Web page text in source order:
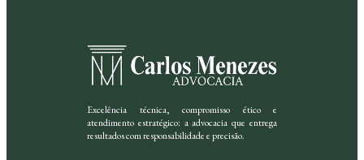
Excelência técnica, compromisso ético e
atendimento estratégico: a advocacia que entrega
resultados com responsabilidade e precisão.